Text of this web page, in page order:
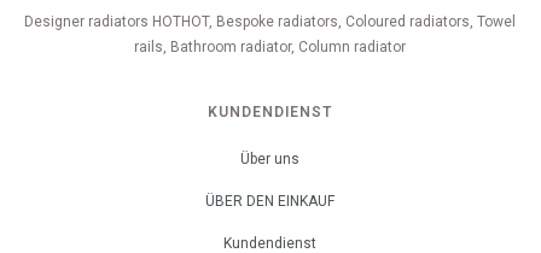
Designer radiators HOTHOT, Bespoke radiators, Coloured radiators, Towel
rails, Bathroom radiator, Column radiator
KUNDENDIENST
Über uns
ÜBER DEN EINKAUF
Kundendienst